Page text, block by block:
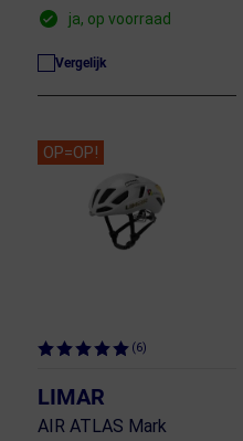
ja, op voorraad
Vergelijk
OP=OP!
(6)
LIMAR
AIR ATLAS Mark